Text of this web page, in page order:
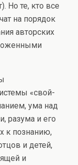
Но те, кто все
на порядок
авторских
«свой-
ума над
разума и его
к познанию,
и детей,
и